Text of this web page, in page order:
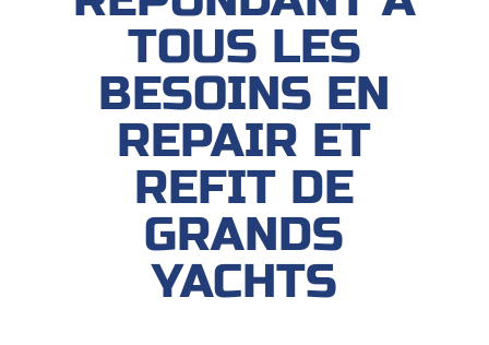
TOUS LES
BESOINS EN
REPAIR ET
REFIT DE
GRANDS
YACHTS